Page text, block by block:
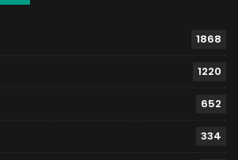
1868
1220
652
334